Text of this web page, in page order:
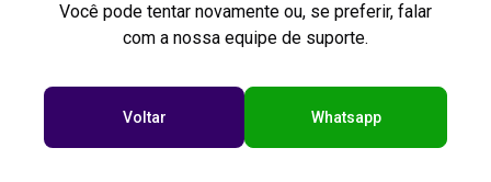
Você pode tentar novamente ou, se preferir, falar
com a nossa equipe de suporte.
Voltar Whatsapp